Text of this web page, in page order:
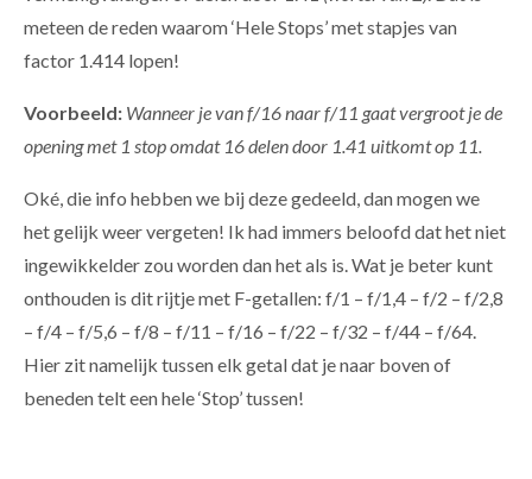
meteen de reden waarom ‘Hele Stops’ met stapjes van
factor 1.414 lopen!
Voorbeeld: Wanneer je van f/16 naar f/11 gaat vergroot je de
opening met 1 stop omdat 16 delen door 1.41 uitkomt op 11.
Oké, die info hebben we bij deze gedeeld, dan mogen we
het gelijk weer vergeten! Ik had immers beloofd dat het niet
ingewikkelder zou worden dan het als is. Wat je beter kunt
onthouden is dit rijtje met F-getallen: f/1 – f/1,4 – f/2 – f/2,8
– f/4 – f/5,6 – f/8 – f/11 – f/16 – f/22 – f/32 – f/44 – f/64.
Hier zit namelijk tussen elk getal dat je naar boven of
beneden telt een hele ‘Stop’ tussen!